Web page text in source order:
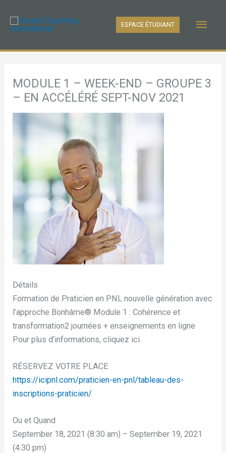
contenu
ESPACE ÉTUDIANT
MODULE 1 – WEEK-END – GROUPE 3
– EN ACCÉLÉRÉ SEPT-NOV 2021
Détails
Formation de Praticien en PNL nouvelle génération avec
l’approche Bonhâme®️ Module 1 : Cohérence et
transformation2 journées + enseignements en ligne
Pour plus d’informations, cliquez ici.
RÉSERVEZ VOTRE PLACE
https://icipnl.com/praticien-en-pnl/tableau-des-
inscriptions-praticien/
Ou et Quand
September 18, 2021 (8:30 am) – September 19, 2021
(4:30 pm)